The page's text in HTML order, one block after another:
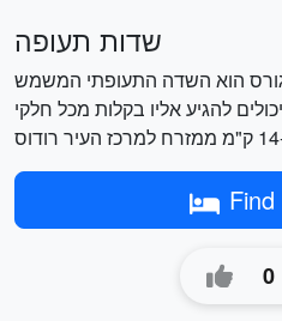
שדות תעופה
הוא השדה התעופתי המשמש
להגיע אליו בקלות מכל חלקי
0